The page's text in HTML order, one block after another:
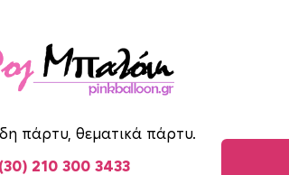
πάρτυ, θεματικά πάρτυ.
(30) 210 300 3433